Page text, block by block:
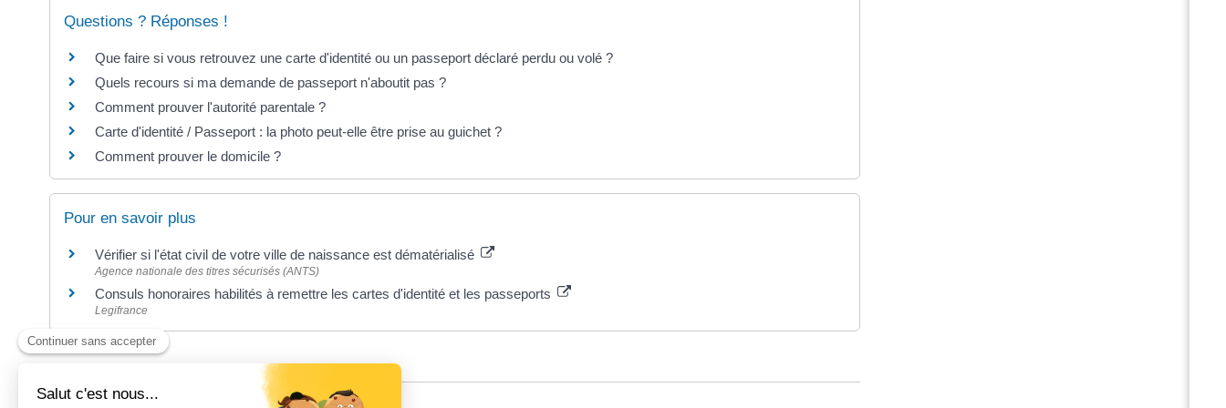
Questions ? Réponses !
Que faire si vous retrouvez une carte d'identité ou un passeport déclaré perdu ou volé ?
Quels recours si ma demande de passeport n'aboutit pas ?
Comment prouver l'autorité parentale ?
Carte d'identité / Passeport : la photo peut-elle être prise au guichet ?
Comment prouver le domicile ?
Pour en savoir plus
Vérifier si l'état civil de votre ville de naissance est dématérialisé
Agence nationale des titres sécurisés (ANTS)
Consuls honoraires habilités à remettre les cartes d'identité et les passeports
Legifrance